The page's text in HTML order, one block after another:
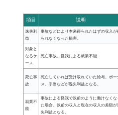
項目 説明
逸失利
益
事故などにより本来得られたはずの収入が
られなくなった損害。
対象と
なるケ
ース
死亡事故、怪我による就業不能
死亡事
故
死亡していれば受け取れていた給与、ボー
ス、手当などが逸失利益となる。
就業不
能
事故による怪我で以前のように働けなくな
た場合、以前の収入と現在の収入の差額が
失利益となる。